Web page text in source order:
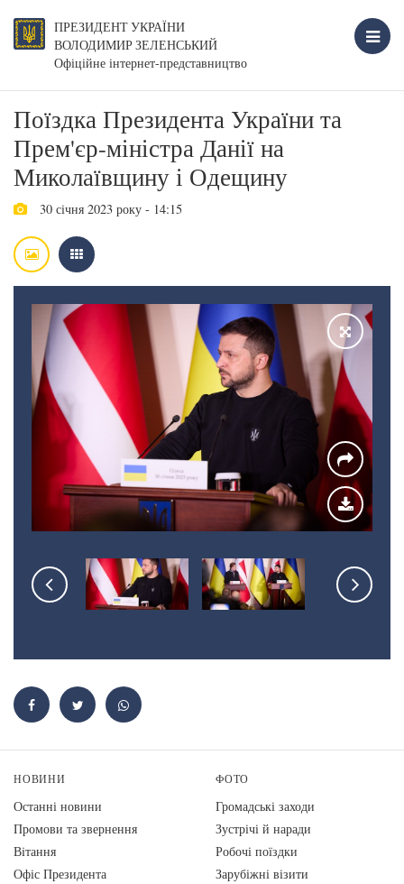
ПРЕЗИДЕНТ УКРАЇНИ
ВОЛОДИМИР ЗЕЛЕНСЬКИЙ
Офіційне інтернет-представництво
Поїздка Президента України та
Прем'єр-міністра Данії на
Миколаївщину і Одещину
30 січня 2023 року - 14:15
НОВИНИ
Останні новини
Промови та звернення
Вiтання
Офіс Президента
ФОТО
Громадські заходи
Зустрічі й наради
Робочі поїздки
Зарубіжні візити